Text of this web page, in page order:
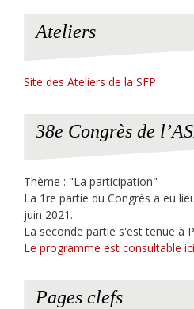
Ateliers
Site des Ateliers de la SFP
38e Congrès de
Thème : "La participation"
La 1re partie du Congrès a eu
juin 2021.
La seconde partie s'est tenue à
Le programme est consultable ici
Pages clefs